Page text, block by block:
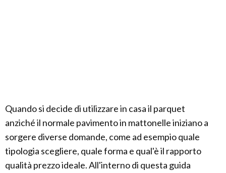
Quando si decide di utilizzare in casa il parquet
anziché il normale pavimento in mattonelle iniziano a
sorgere diverse domande, come ad esempio quale
tipologia scegliere, quale forma e qual'è il rapporto
qualità prezzo ideale. All'interno di questa guida